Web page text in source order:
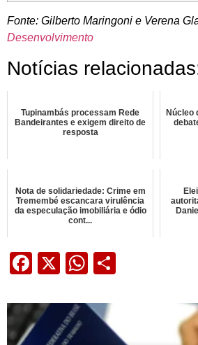
Fonte: Gilberto Maringoni e Verena
Desenvolvimento
Notícias
Tupinambás processam Rede
Bandeirantes e exigem direito de
resposta
Núcleo
Nota de solidariedade: Crime em
Tremembé escancara virulência
da especulação imobiliária e ódio
cont...
Facebook
X WhatsApp